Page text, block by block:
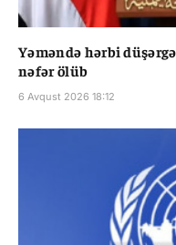
Yəməndə hərbi
nəfər ölüb
6 Avqust 2026 18:12